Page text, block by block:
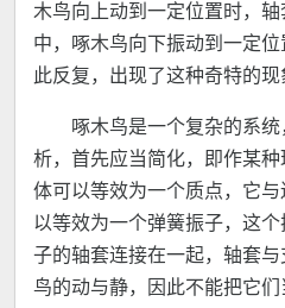
木鸟向上动到一定位置时，
中，啄木鸟向下振动到一定
此反复，出现了这种奇特的现
啄木鸟是一个复杂的系
析，首先应当简化，即作某
体可以等效为一个质点，它
以等效为一个弹簧振子，这
子的轴套连接在一起，轴套
鸟的动与静，因此不能把它